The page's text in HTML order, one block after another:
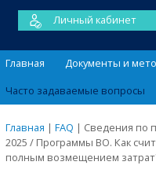
Личный кабинет
Главная
Документы и
Часто задаваемые вопросы
Главная | FAQ | Сведения по
2025 / Программы ВО. Как
полным возмещением